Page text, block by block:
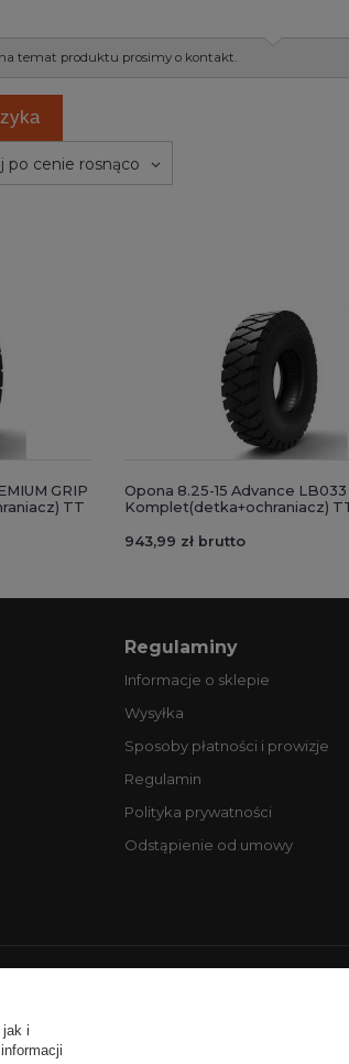
temat produktu prosimy o kontakt.
po cenie rosnąco
GRIP
TT
Opona 8.25-15 Advance LB033
Komplet(detka+ochraniacz)
943,99 zł brutto
Regulaminy
Informacje o sklepie
Wysyłka
Sposoby płatności i prowizje
Regulamin
Polityka prywatności
Odstąpienie od umowy
jak i